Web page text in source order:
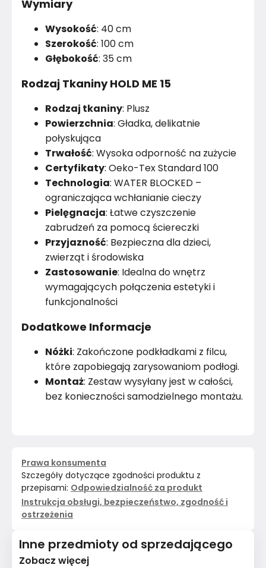
Wymiary
Wysokość: 40 cm
Szerokość: 100 cm
Głębokość: 35 cm
Rodzaj Tkaniny HOLD ME 15
Rodzaj tkaniny: Plusz
Powierzchnia: Gładka, delikatnie
połyskująca
Trwałość: Wysoka odporność na zużycie
Certyfikaty: Oeko-Tex Standard 100
Technologia: WATER BLOCKED –
ograniczająca wchłanianie cieczy
Pielęgnacja: Łatwe czyszczenie
zabrudzeń za pomocą ściereczki
Przyjazność: Bezpieczna dla dzieci,
zwierząt i środowiska
Zastosowanie: Idealna do wnętrz
wymagających połączenia estetyki i
funkcjonalności
Dodatkowe Informacje
Nóżki: Zakończone podkładkami z filcu,
które zapobiegają zarysowaniom podłogi.
Montaż: Zestaw wysyłany jest w całości,
bez konieczności samodzielnego montażu.
Prawa konsumenta
Szczegóły dotyczące zgodności produktu z
przepisami: Odpowiedzialność za produkt
Instrukcja obsługi, bezpieczeństwo, zgodność i
ostrzeżenia
Inne przedmioty od sprzedającego
Zobacz więcej